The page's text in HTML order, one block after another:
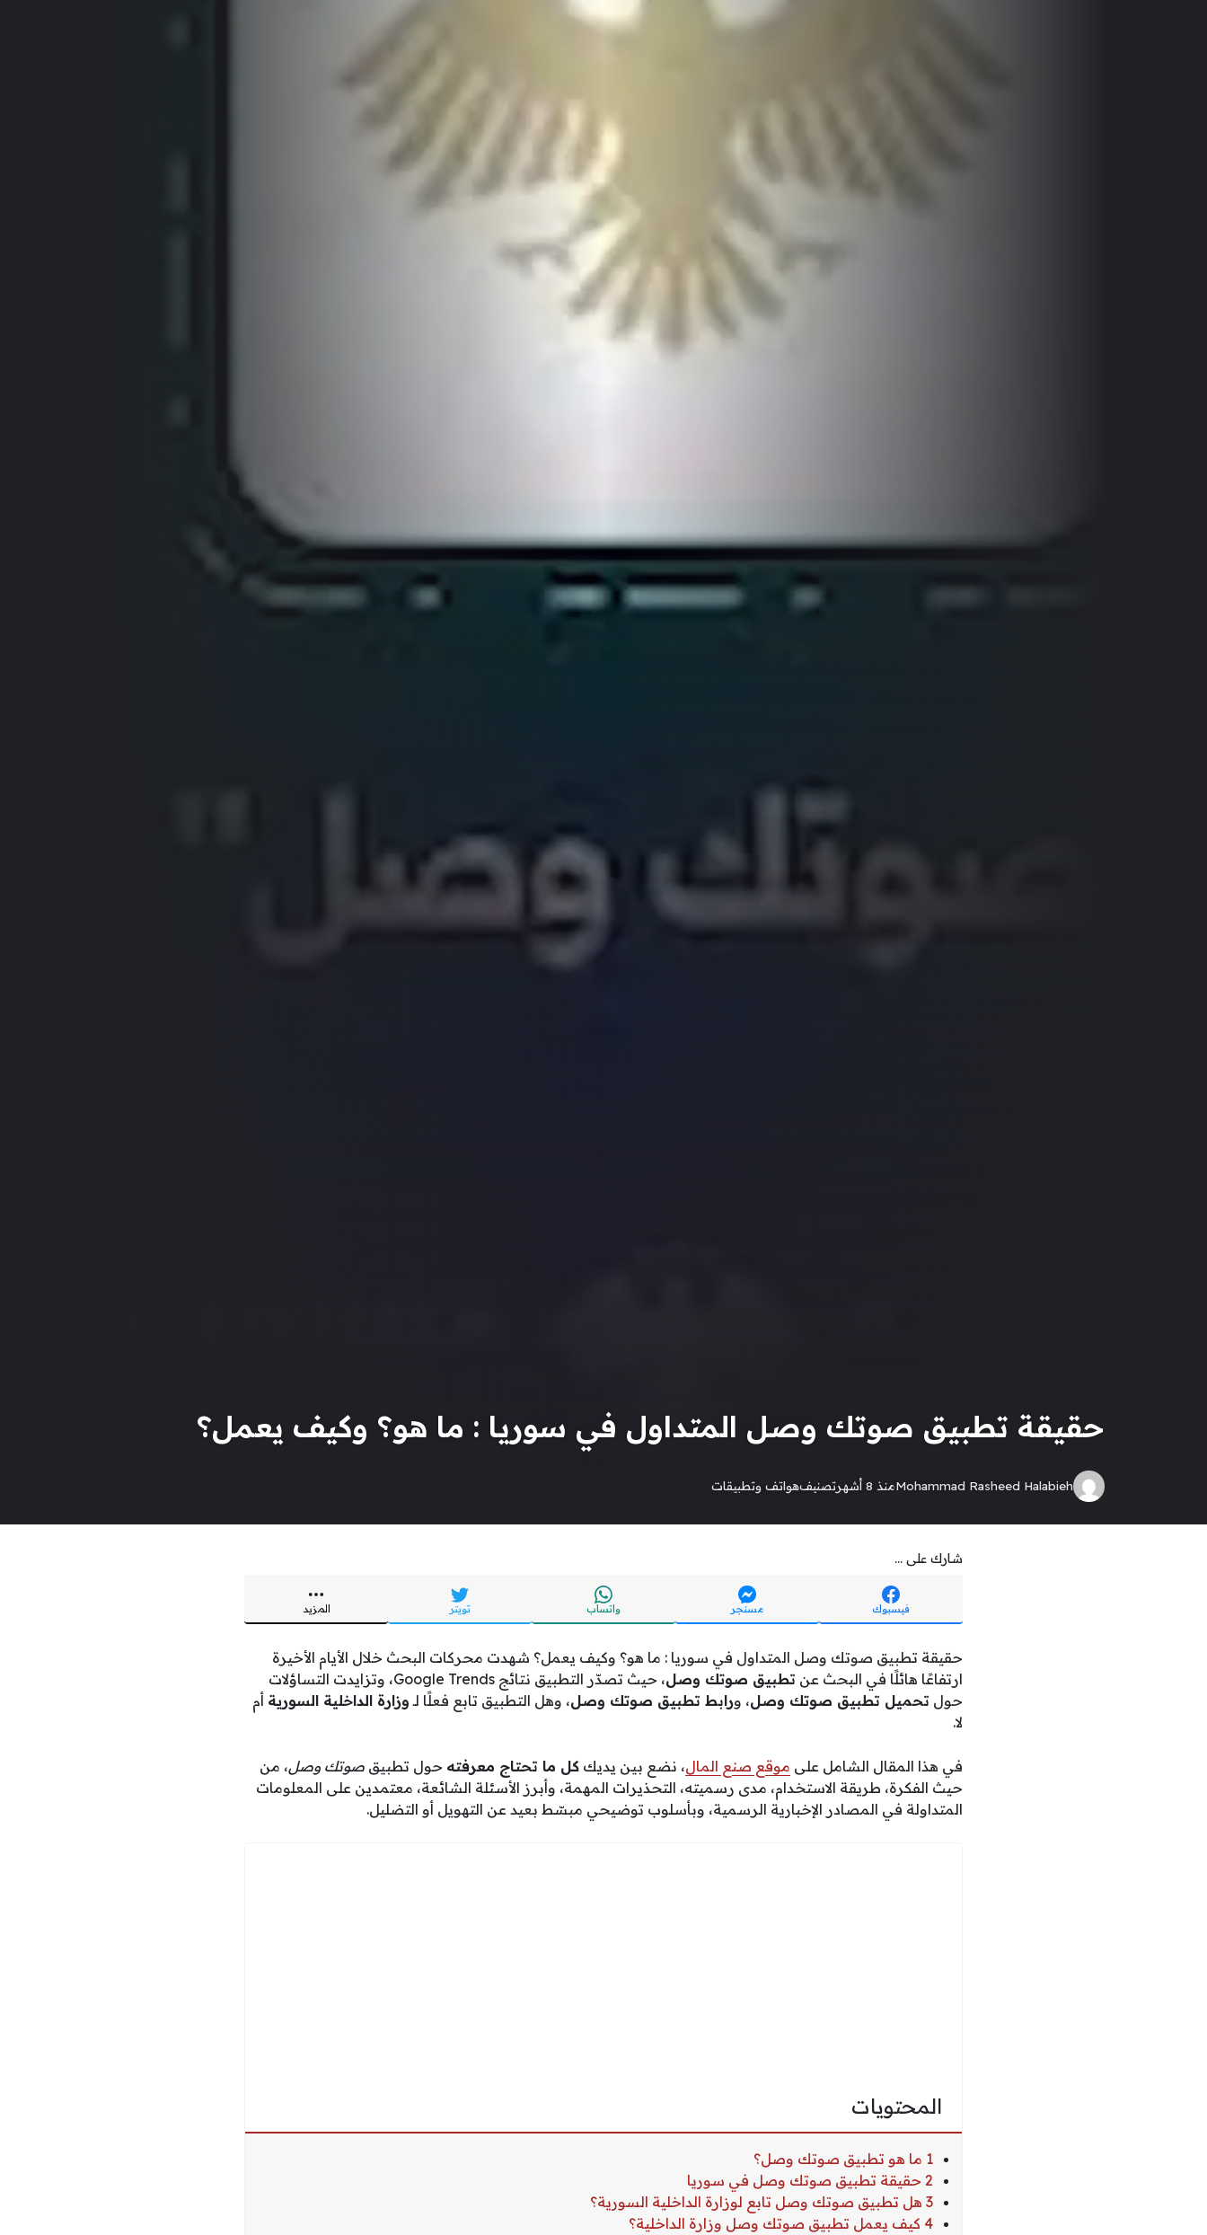
حقيقة تطبيق صوتك وصل المتداول في سوريا : ما هو؟ وكيف يعمل؟
Mohammad Rasheed Halabiehمنذ 8 أشهر تصنيفهواتف وتطبيقات
شارك على ...
فيسبوك مسنجر واتساب تويتر المزيد
حقيقة تطبيق صوتك وصل المتداول في سوريا : ما هو؟ وكيف يعمل؟ شهدت محركات البحث خلال الأيام الأخيرة
ارتفاعًا هائلًا في البحث عن تطبيق صوتك وصل
، حيث تصدّر التطبيق نتائج Google Trends، وتزايدت التساؤلات
حول تحميل تطبيق صوتك وصل، ورابط تطبيق صوتك وصل، وهل التطبيق تابع فعلًا لـ وزارة الداخلية السورية أم
لا.
في هذا المقال الشامل على موقع صنع المال، نضع بين يديك كل ما تحتاج معرفته حول تطبيق صوتك وصل، من
حيث الفكرة، طريقة الاستخدام، مدى رسميته، التحذيرات المهمة، وأبرز الأسئلة الشائعة، معتمدين على المعلومات
المتداولة في المصادر الإخبارية الرسمية، وبأسلوب توضيحي مبسّط بعيد عن التهويل أو التضليل.
المحتويات
1 ما هو تطبيق صوتك وصل؟
2 حقيقة تطبيق صوتك وصل في سوريا
3 هل تطبيق صوتك وصل تابع لوزارة الداخلية السورية؟
4 كيف يعمل تطبيق صوتك وصل وزارة الداخلية؟